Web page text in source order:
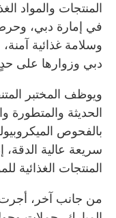
المنتجات والمواد
في إمارة دبي،
وسلامة غذائية
دبي وزوارها على
ويوظف المختبر
الحديثة والمتطورة
بالفحوص
سريعة عالية الدقة،
المنتجات الغذائية
من جانب آخر،